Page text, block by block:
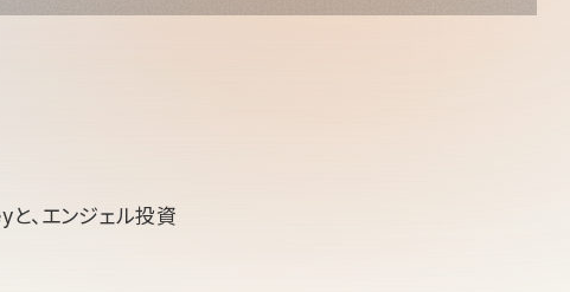
、エンジェル投資